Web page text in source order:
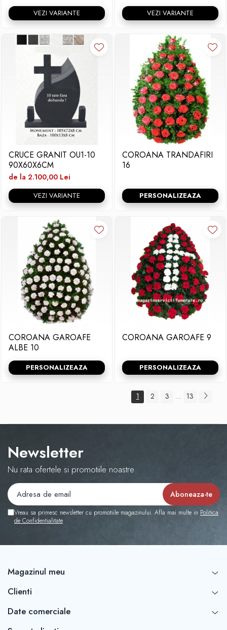
VEZI VARIANTE VEZI VARIANTE
CRUCE GRANIT OU1-10
90X60X6CM
de la 2.100,00 Lei
VEZI VARIANTE
COROANA TRANDAFIRI
16
PERSONALIZEAZA
COROANA GAROAFE
ALBE 10
PERSONALIZEAZA
COROANA GAROAFE 9
PERSONALIZEAZA
1 2 3 ... 13
Newsletter
Nu rata ofertele si promotiile noastre
Vreau sa primesc newsletter cu promotiile magazinului. Afla mai multe in Politica
de Confidentialitate
Magazinul meu
Clienti
Date comerciale